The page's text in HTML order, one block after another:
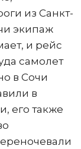
из Санкт-
экипаж
и рейс
самолет
в Сочи
в
его также